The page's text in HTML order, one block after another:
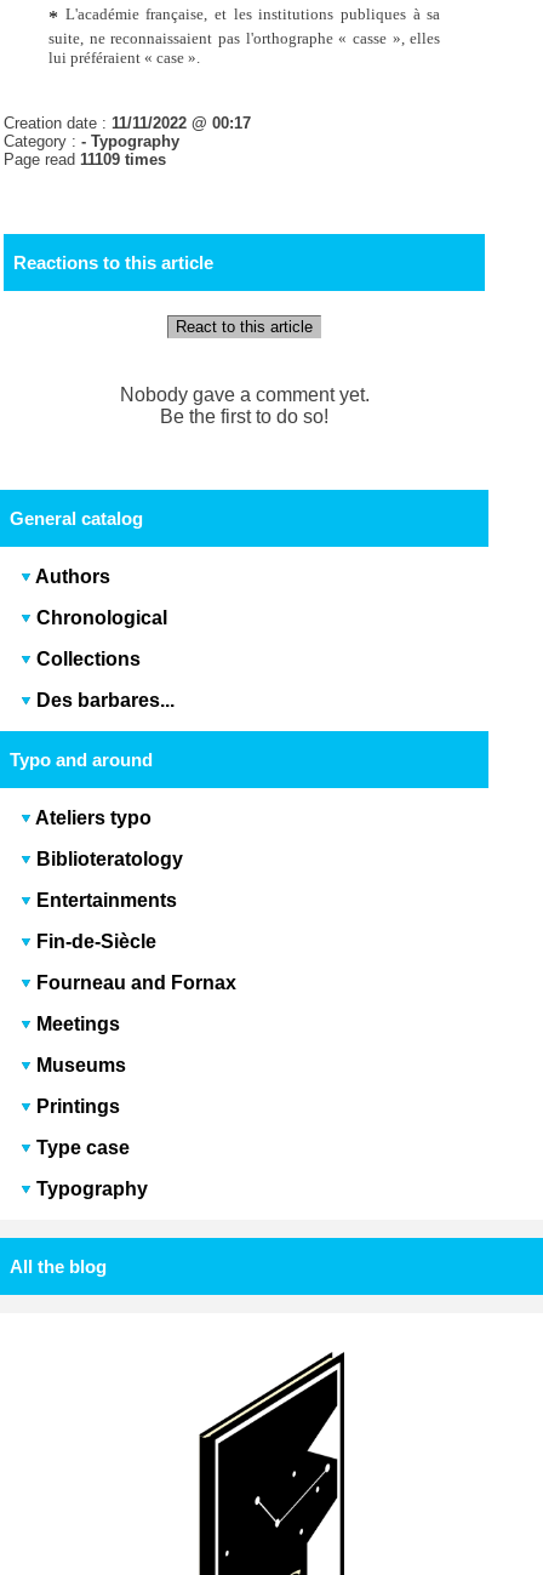
* L'académie française, et les institutions publiques à sa
suite, ne reconnaissaient pas l'orthographe « casse », elles
lui préféraient « case ».
Creation date : 11/11/2022 @ 00:17
Category :- Typography
Page read 11109 times
Reactions to this article
React to this article
Nobody gave a comment yet.
Be the first to do so!
General catalog
Authors
Chronological
Collections
Des barbares...
Typo and around
Ateliers typo
Biblioteratology
Entertainments
Fin-de-Siècle
Fourneau and Fornax
Meetings
Museums
Printings
Type case
Typography
All the blog